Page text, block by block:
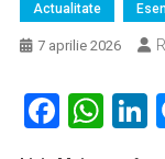
Actualitate
7 aprilie 2026